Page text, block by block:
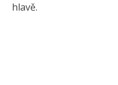
hlavě.